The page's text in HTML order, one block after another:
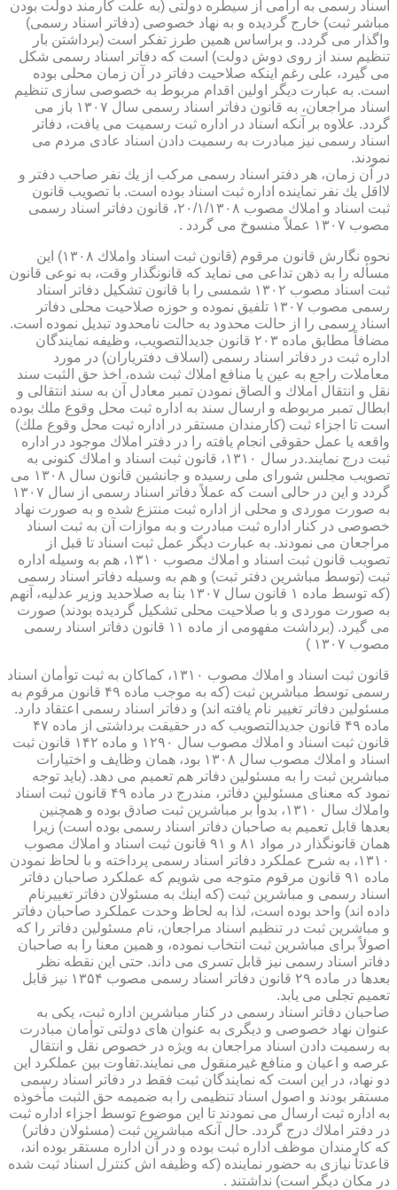
اسناد رسمی به آرامی از سیطره دولتی (به علت كارمند دولت بودن
مباشر ثبت) خارج گردیده و به نهاد خصوصی (دفاتر اسناد رسمی)
واگذار می گردد. و براساس همین طرز تفكر است (برداشتن بار
تنظیم سند از روی دوش دولت) است كه دفاتر اسناد رسمی شكل
می گیرد، علی رغم اینكه صلاحیت دفاتر در آن زمان محلی بوده
است. به عبارت دیگر اولین اقدام مربوط به خصوصی سازی تنظیم
اسناد مراجعان، به قانون دفاتر اسناد رسمی سال ۱۳۰۷ باز می
گردد. علاوه بر آنكه اسناد در اداره ثبت رسمیت می یافت، دفاتر
اسناد رسمی نیز مبادرت به رسمیت دادن اسناد عادی مردم می
نمودند.
در آن زمان، هر دفتر اسناد رسمی مركب از یك نفر صاحب دفتر و
لااقل یك نفر نماینده اداره ثبت اسناد بوده است. با تصویب قانون
ثبت اسناد و املاك مصوب ۲۰/۱/۱۳۰۸، قانون دفاتر اسناد رسمی
مصوب ۱۳۰۷ عملاً منسوخ می گردد .
نحوه نگارش قانون مرقوم (قانون ثبت اسناد واملاك ۱۳۰۸) این
مسأله را به ذهن تداعی می نماید كه قانونگذار وقت، به نوعی قانون
ثبت اسناد مصوب ۱۳۰۲ شمسی را با قانون تشكیل دفاتر اسناد
رسمی مصوب ۱۳۰۷ تلفیق نموده و حوزه صلاحیت محلی دفاتر
اسناد رسمی را از حالت محدود به حالت نامحدود تبدیل نموده است.
مضافاً مطابق ماده ۲۰۳ قانون جدیدالتصویب، وظیفه نمایندگان
اداره ثبت در دفاتر اسناد رسمی (اسلاف دفتریاران) در مورد
معاملات راجع به عین یا منافع املاك ثبت شده، اخذ حق الثبت سند
نقل و انتقال املاك و الصاق نمودن تمبر معادل آن به سند انتقالی و
ابطال تمبر مربوطه و ارسال سند به اداره ثبت محل وقوع ملك بوده
است تا اجزاء ثبت (كارمندان مستقر در اداره ثبت محل وقوع ملك)
واقعه یا عمل حقوقی انجام یافته را در دفتر املاك موجود در اداره
ثبت درج نمایند.در سال ۱۳۱۰، قانون ثبت اسناد و املاك كنونی به
تصویب مجلس شورای ملی رسیده و جانشین قانون سال ۱۳۰۸ می
گردد و این در حالی است كه عملاً دفاتر اسناد رسمی از سال ۱۳۰۷
به صورت موردی و محلی از اداره ثبت منتزع شده و به صورت نهاد
خصوصی در كنار اداره ثبت مبادرت و به موازات آن به ثبت اسناد
مراجعان می نمودند. به عبارت دیگر عمل ثبت اسناد تا قبل از
تصویب قانون ثبت اسناد و املاك مصوب ۱۳۱۰، هم به وسیله اداره
ثبت (توسط مباشرین دفتر ثبت) و هم به وسیله دفاتر اسناد رسمی
(كه توسط ماده ۱ قانون سال ۱۳۰۷ بنا به صلاحدید وزیر عدلیه، آنهم
به صورت موردی و با صلاحیت محلی تشكیل گردیده بودند) صورت
می گیرد. (برداشت مفهومی از ماده ۱۱ قانون دفاتر اسناد رسمی
مصوب ۱۳۰۷ )
قانون ثبت اسناد و املاك مصوب ۱۳۱۰، كماكان به ثبت توأمان اسناد
رسمی توسط مباشرین ثبت (كه به موجب ماده ۴۹ قانون مرقوم به
مسئولین دفاتر تغییر نام یافته اند) و دفاتر اسناد رسمی اعتقاد دارد.
ماده ۴۹ قانون جدیدالتصویب كه در حقیقت برداشتی از ماده ۴۷
قانون ثبت اسناد و املاك مصوب سال ۱۲۹۰ و ماده ۱۴۲ قانون ثبت
اسناد و املاك مصوب سال ۱۳۰۸ بود، همان وظایف و اختیارات
مباشرین ثبت را به مسئولین دفاتر هم تعمیم می دهد. (باید توجه
نمود كه معنای مسئولین دفاتر، مندرج در ماده ۴۹ قانون ثبت اسناد
واملاك سال ۱۳۱۰، بدواً بر مباشرین ثبت صادق بوده و همچنین
بعدها قابل تعمیم به صاحبان دفاتر اسناد رسمی بوده است) زیرا
همان قانونگذار در مواد ۸۱ و ۹۱ قانون ثبت اسناد و املاك مصوب
۱۳۱۰، به شرح عملكرد دفاتر اسناد رسمی پرداخته و با لحاظ نمودن
ماده ۹۱ قانون مرقوم متوجه می شویم كه عملكرد صاحبان دفاتر
اسناد رسمی و مباشرین ثبت (كه اینك به مسئولان دفاتر تغییرنام
داده اند) واحد بوده است، لذا به لحاظ وحدت عملكرد صاحبان دفاتر
و مباشرین ثبت در تنظیم اسناد مراجعان، نام مسئولین دفاتر را كه
اصولاً برای مباشرین ثبت انتخاب نموده، و همین معنا را به صاحبان
دفاتر اسناد رسمی نیز قابل تسری می داند. حتی این نقطه نظر
بعدها در ماده ۲۹ قانون دفاتر اسناد رسمی مصوب ۱۳۵۴ نیز قابل
تعمیم تجلی می یابد.
صاحبان دفاتر اسناد رسمی در كنار مباشرین اداره ثبت، یكی به
عنوان نهاد خصوصی و دیگری به عنوان های دولتی توأمان مبادرت
به رسمیت دادن اسناد مراجعان به ویژه در خصوص نقل و انتقال
عرصه و اعیان و منافع غیرمنقول می نمایند.تفاوت بین عملكرد این
دو نهاد، در این است كه نمایندگان ثبت فقط در دفاتر اسناد رسمی
مستقر بودند و اصول اسناد تنظیمی را به ضمیمه حق الثبت مأخوذه
به اداره ثبت ارسال می نمودند تا این موضوع توسط اجزاء اداره ثبت
در دفتر املاك درج گردد. حال آنكه مباشرین ثبت (مسئولان دفاتر)
كه كارمندان موظف اداره ثبت بوده و در آن اداره مستقر بوده اند،
قاعدتاً نیازی به حضور نماینده (كه وظیفه اش كنترل اسناد ثبت شده
در مكان دیگر است) نداشتند .